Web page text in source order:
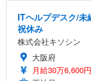
ITヘルプデスク/未
祝休み
株式会社キソシン
大阪府
月給30万6,600